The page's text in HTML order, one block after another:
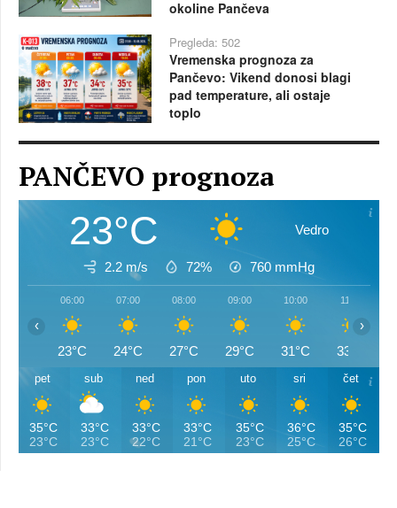
okoline Pančeva
Pregleda: 502
Vremenska prognoza za
Pančevo: Vikend donosi blagi
pad temperature, ali ostaje
toplo
PANČEVO prognoza
23°C Vedro
2.2 m/s 72% 760 mmHg
06:00
23°C
07:00
24°C
08:00
27°C
09:00
29°C
10:00
31°C
11:00
33°C
‹ ›
pet
35°C
23°C
sub
33°C
23°C
ned
33°C
22°C
pon
33°C
21°C
uto
35°C
23°C
sri
36°C
25°C
čet
35°C
26°C